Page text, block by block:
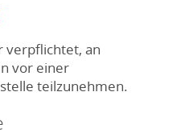
verpflichtet, an
vor einer
teilzunehmen.